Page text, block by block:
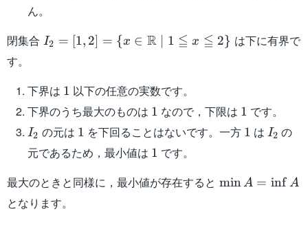
ん。
閉集合 I_2 = [1,2] =
\mid 1 \leqq
x \leqq 2 \}
I2 = [1, 2] = {x ∈ R 1 ≦ x ≦ 2} は下に有界で
す。
下界は 1
1 以下の任意の実数です。
下界のうち最大のものは 1
1 なので，下限は 1
1 です。
I_2
I2 の元は 1
1 を下回ることはないです。一方 1
1 は I_2
I2 の
元であるため，最小値は 1
1 です。
最大のときと同様に，最小値が存在すると \min
min A = inf A
となります。